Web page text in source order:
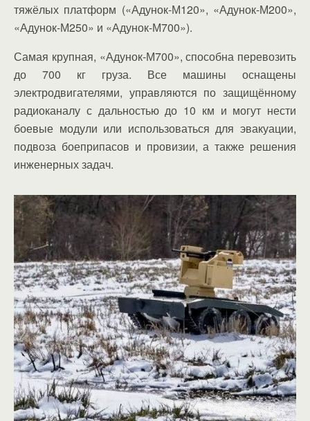
тяжёлых платформ («Адунок-М120», «Адунок-М200»,
«Адунок-М250» и «Адунок-М700»).
Самая крупная, «Адунок-М700», способна перевозить
до 700 кг груза. Все машины оснащены
электродвигателями, управляются по защищённому
радиоканалу с дальностью до 10 км и могут нести
боевые модули или использоваться для эвакуации,
подвоза боеприпасов и провизии, а также решения
инженерных задач.